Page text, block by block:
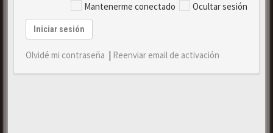
Mantenerme conectado Ocultar sesión
Iniciar sesión
Olvidé mi contraseña | Reenviar email de activación